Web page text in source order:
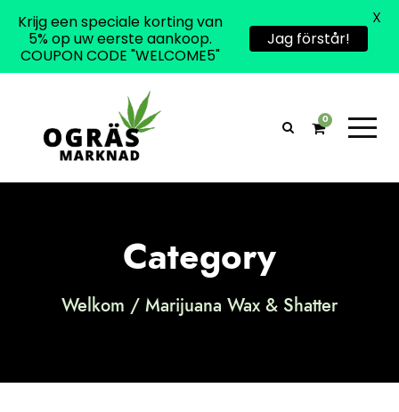
0
Category
Welkom / Marijuana Wax & Shatter
Krijg een speciale korting van
5% op uw eerste aankoop.
COUPON CODE "WELCOME5"
Jag förstår!
X